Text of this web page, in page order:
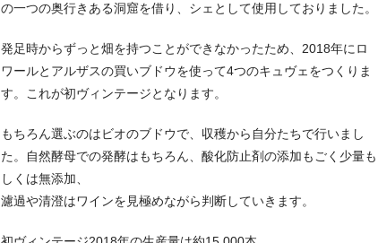
の一つの奥行きある洞窟を借り、シェとして使用しておりました。
発足時からずっと畑を持つことができなかったため、2018年にロ
ワールとアルザスの買いブドウを使って4つのキュヴェをつくりま
す。これが初ヴィンテージとなります。
もちろん選ぶのはビオのブドウで、収穫から自分たちで行いまし
た。自然酵母での発酵はもちろん、酸化防止剤の添加もごく少量も
しくは無添加、
濾過や清澄はワインを見極めながら判断していきます。